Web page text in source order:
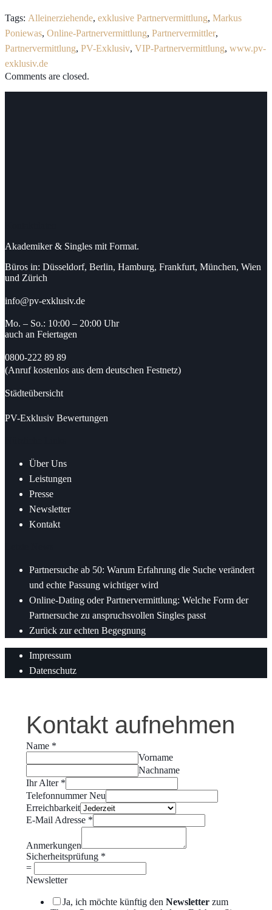
Tags: Alleinerziehende, exklusive Partnervermittlung, Markus
Poniewas, Online-Partnervermittlung, Partnervermittler,
Partnervermittlung, PV-Exklusiv, VIP-Partnervermittlung, www.pv-
exklusiv.de
Comments are closed.
Akademiker & Singles mit Format.
Büros in: Düsseldorf, Berlin, Hamburg, Frankfurt, München, Wien
und Zürich
info@pv-exklusiv.de
Mo. – So.: 10:00 – 20:00 Uhr
auch an Feiertagen
0800-222 89 89
(Anruf kostenlos aus dem deutschen Festnetz)
Städteübersicht
PV-Exklusiv Bewertungen
Über Uns
Leistungen
Presse
Newsletter
Kontakt
Partnersuche ab 50: Warum Erfahrung die Suche verändert
und echte Passung wichtiger wird
Online-Dating oder Partnervermittlung: Welche Form der
Partnersuche zu anspruchsvollen Singles passt
Zurück zur echten Begegnung
Impressum
Datenschutz
Kontakt aufnehmen
Name *
Vorname
Nachname
Ihr Alter *
Telefonnummer Neu
Erreichbarkeit
E-Mail Adresse *
Anmerkungen
Sicherheitsprüfung *
=
Newsletter
Ja, ich möchte künftig den Newsletter zum